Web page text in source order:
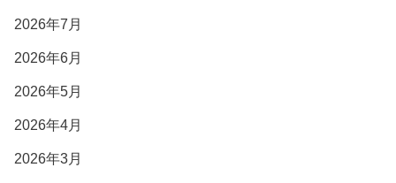
2026年7月
2026年6月
2026年5月
2026年4月
2026年3月